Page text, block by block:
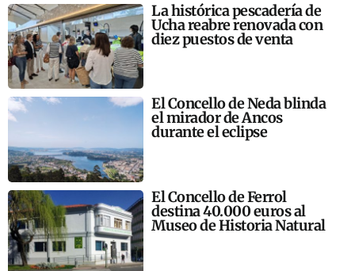
La histórica pescadería de
Ucha reabre renovada con
diez puestos de venta
El Concello de Neda blinda
el mirador de Ancos
durante el eclipse
El Concello de Ferrol
destina 40.000 euros al
Museo de Historia Natural